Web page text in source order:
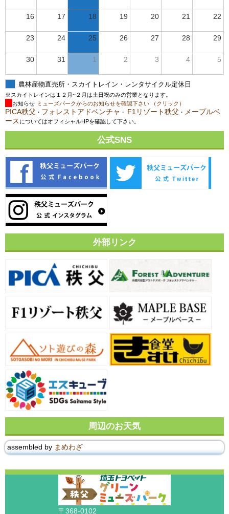
16 17 18 19 20 21 22
23 24 25 26 27 28 29
30 31 1 2 3 4 5
農林産物直売所・スカイトレイン・レンタサイクル定休日
※スカイトレインは１２月~２月は土日祝のみの営業となります。
お知らせ ミューズパークからのお知らせを確認下さい （クリック）
PICA秩父 ・ フォレストアドベンチャ ・ F1リゾート秩父 ・ メープルベ
ース についてはオフィシャルHPを確認して下さい。
公式SNS
外部リンク
周辺のお天気
assembled by まめわざ
〒368-0102